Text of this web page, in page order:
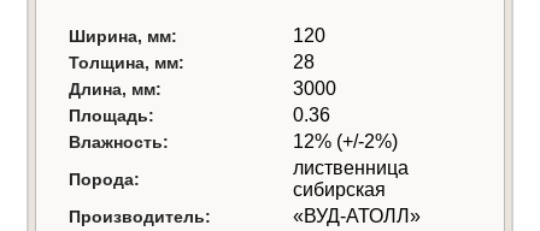
Ширина, мм: 120
Толщина, мм: 28
Длина, мм: 3000
Площадь: 0.36
Влажность: 12% (+/-2%)
Порода:
лиственница
сибирская
Производитель: «ВУД-АТОЛЛ»